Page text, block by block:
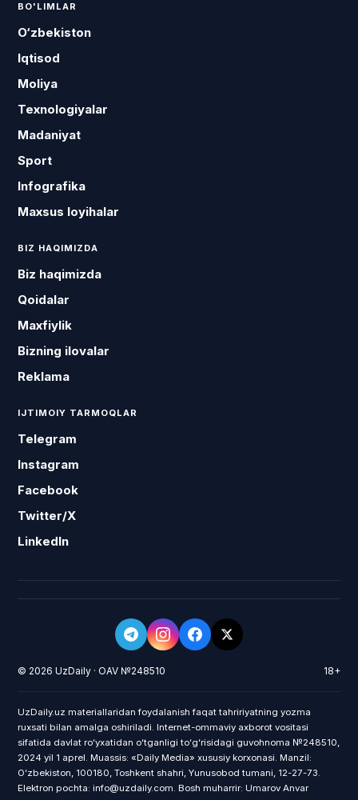
BO'LIMLAR
O‘zbekiston
Iqtisod
Moliya
Texnologiyalar
Madaniyat
Sport
Infografika
Maxsus loyihalar
BIZ HAQIMIZDA
Biz haqimizda
Qoidalar
Maxfiylik
Bizning ilovalar
Reklama
IJTIMOIY TARMOQLAR
Telegram
Instagram
Facebook
Twitter/X
LinkedIn
© 2026 UzDaily · OAV №248510 18+
UzDaily.uz materiallaridan foydalanish faqat tahririyatning yozma
ruxsati bilan amalga oshiriladi. Internet-ommaviy axborot vositasi
sifatida davlat roʻyxatidan oʻtganligi toʻgʻrisidagi guvohnoma №248510,
2024 yil 1 aprel. Muassis: «Daily Media» xususiy korxonasi. Manzil:
Oʻzbekiston, 100180, Toshkent shahri, Yunusobod tumani, 12-27-73.
Elektron pochta: info@uzdaily.com. Bosh muharrir: Umarov Anvar